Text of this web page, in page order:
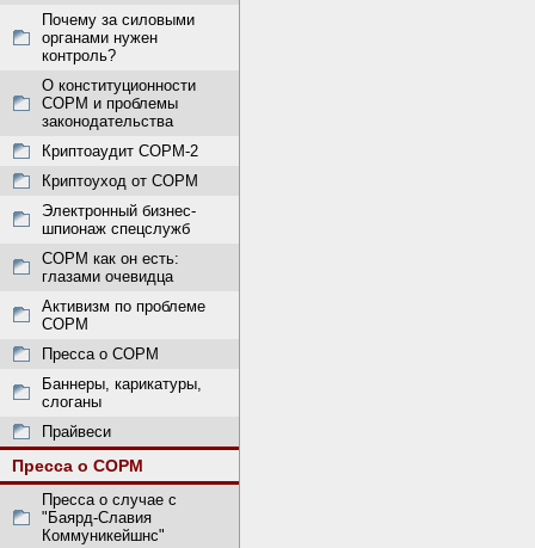
Почему за силовыми
органами нужен
контроль?
О конституционности
СОРМ и проблемы
законодательства
Криптоаудит СОРМ-2
Криптоуход от СОРМ
Электронный бизнес-
шпионаж спецслужб
СОРМ как он есть:
глазами очевидца
Активизм по проблеме
СОРМ
Пресса о СОРМ
Баннеры, карикатуры,
слоганы
Прайвеси
Пресса о СОРМ
Пресса о случае с
"Баярд-Славия
Коммуникейшнс"